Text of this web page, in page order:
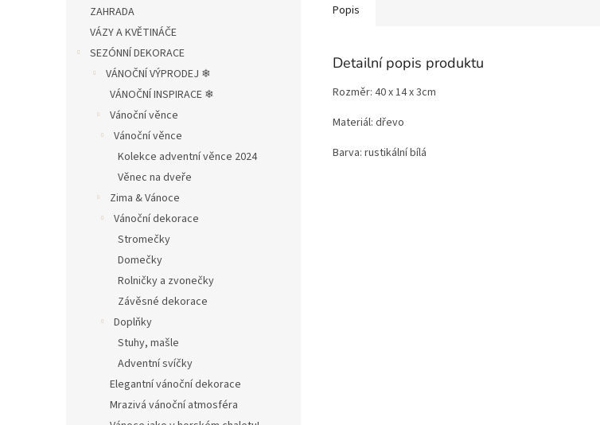
ZAHRADA
VÁZY A KVĚTINÁČE
SEZÓNNÍ DEKORACE
VÁNOČNÍ VÝPRODEJ ❄︎︎
VÁNOČNÍ INSPIRACE ❄︎︎
Vánoční věnce
Vánoční věnce
Kolekce adventní věnce 2024
Věnec na dveře
Zima & Vánoce
Vánoční dekorace
Stromečky
Domečky
Rolničky a zvonečky
Závěsné dekorace
Doplňky
Stuhy, mašle
Adventní svíčky
Elegantní vánoční dekorace
Mrazivá vánoční atmosféra
Popis
Detailní popis produktu
Rozměr: 40 x 14 x 3cm
Materiál: dřevo
Barva: rustikální bílá